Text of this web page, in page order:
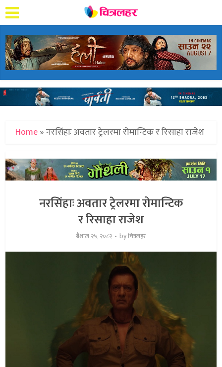
Home»नरसिंहाः अवतार ट्रेलरमा रोमान्टिक र रिसाहा राजेश
नरसिंहाः अवतार ट्रेलरमा रोमान्टिक
र रिसाहा राजेश
बैशाख २५, २०८२ byचित्रलहर